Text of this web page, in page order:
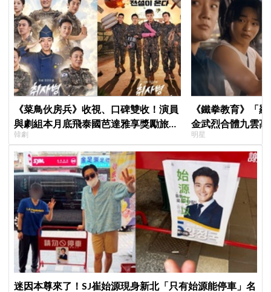
《菜鳥伙房兵》收視、口碑雙收！演員
與劇組本月底飛泰國芭達雅享獎勵旅
行，慶祝亮眼成績
韓劇
《鐵拳教育》「
金武烈合體九雲
嚇壞反應笑翻劇
明星
迷因本尊來了！SJ崔始源現身新北「只有始源能停車」名